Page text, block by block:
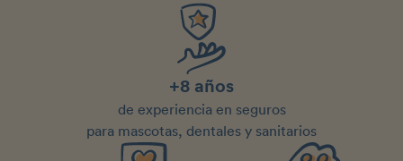
+8 años
de experiencia en seguros
para mascotas, dentales y sanitarios